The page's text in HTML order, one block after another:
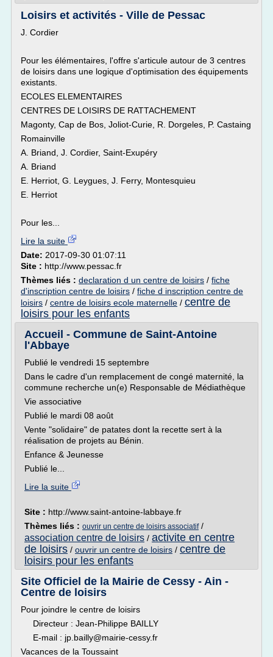
Loisirs et activités - Ville de Pessac
J. Cordier
Pour les élémentaires, l'offre s'articule autour de 3 centres
de loisirs dans une logique d'optimisation des équipements
existants.
ECOLES ELEMENTAIRES
CENTRES DE LOISIRS DE RATTACHEMENT
Magonty, Cap de Bos, Joliot-Curie, R. Dorgeles, P. Castaing
Romainville
A. Briand, J. Cordier, Saint-Exupéry
A. Briand
E. Herriot, G. Leygues, J. Ferry, Montesquieu
E. Herriot
Pour les...
Lire la suite
Date: 2017-09-30 01:07:11
Site : http://www.pessac.fr
Thèmes liés : declaration d un centre de loisirs / fiche
d'inscription centre de loisirs / fiche d inscription centre de
loisirs / centre de loisirs ecole maternelle / centre de
loisirs pour les enfants
Accueil - Commune de Saint-Antoine
l'Abbaye
Publié le vendredi 15 septembre
Dans le cadre d'un remplacement de congé maternité, la
commune recherche un(e) Responsable de Médiathèque
Vie associative
Publié le mardi 08 août
Vente "solidaire" de patates dont la recette sert à la
réalisation de projets au Bénin.
Enfance & Jeunesse
Publié le...
Lire la suite
Site : http://www.saint-antoine-labbaye.fr
Thèmes liés : ouvrir un centre de loisirs associatif/
association centre de loisirs / activite en centre
de loisirs / ouvrir un centre de loisirs / centre de
loisirs pour les enfants
Site Officiel de la Mairie de Cessy - Ain -
Centre de loisirs
Pour joindre le centre de loisirs
Directeur : Jean-Philippe BAILLY
E-mail : jp.bailly@mairie-cessy.fr
Vacances de la Toussaint